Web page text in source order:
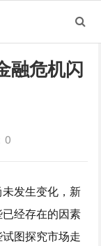
融危机闪
0
发生变化，新
经存在的因素
图探究市场走